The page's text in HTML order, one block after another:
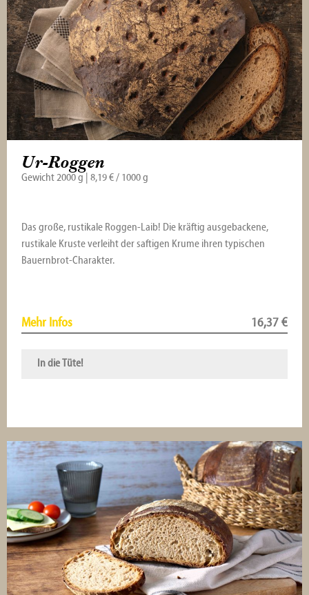
Ur-Roggen
Gewicht 2000 g | 8,19 € / 1000 g
Das große, rustikale Roggen-Laib! Die kräftig ausgebackene,
rustikale Kruste verleiht der saftigen Krume ihren typischen
Bauernbrot-Charakter.
Mehr Infos 16,37 €
In die Tüte!